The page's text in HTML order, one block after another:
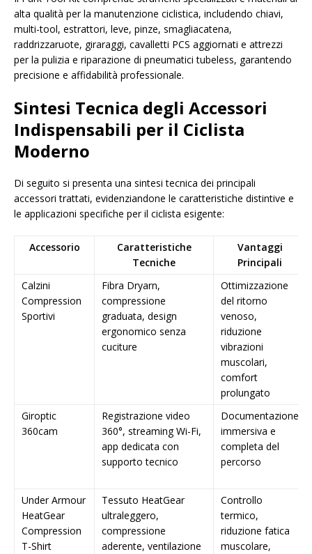
alta qualità per la manutenzione ciclistica, includendo chiavi,
multi-tool, estrattori, leve, pinze, smagliacatena,
raddrizzaruote, giraraggi, cavalletti PCS aggiornati e attrezzi
per la pulizia e riparazione di pneumatici tubeless, garantendo
precisione e affidabilità professionale.
Sintesi Tecnica degli Accessori
Indispensabili per il Ciclista
Moderno
Di seguito si presenta una sintesi tecnica dei principali
accessori trattati, evidenziandone le caratteristiche distintive e
le applicazioni specifiche per il ciclista esigente:
Accessorio
Caratteristiche
Tecniche
Vantaggi
Principali
Calzini
Compression
Sportivi
Fibra Dryarn,
compressione
graduata, design
ergonomico senza
cuciture
Ottimizzazione
del ritorno
venoso,
riduzione
vibrazioni
muscolari,
comfort
prolungato
Giroptic
360cam
Registrazione video
360°, streaming Wi-Fi,
app dedicata con
supporto tecnico
Documentazione
immersiva e
completa del
percorso
Under Armour
HeatGear
Compression
T-Shirt
Tessuto HeatGear
ultraleggero,
compressione
aderente, ventilazione
Controllo
termico,
riduzione fatica
muscolare,